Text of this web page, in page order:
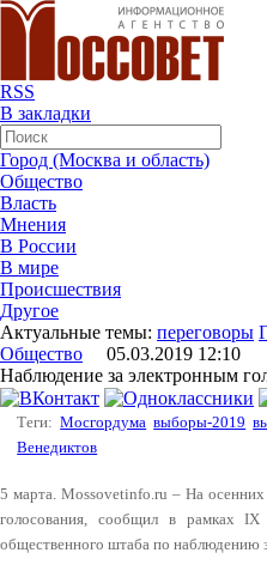
RSS
В закладки
Город (Москва и область)
Общество
Власть
Мнения
В России
В мире
Происшествия
Другое
Актуальные темы: переговоры
Общество 05.03.2019 12:10
Наблюдение за электронным
Теги: Мосгордума выборы-2019
Венедиктов
5 марта. Mossovetinfo.ru – На
голосования, сообщил в рамках IX
общественного штаба по наблюдению